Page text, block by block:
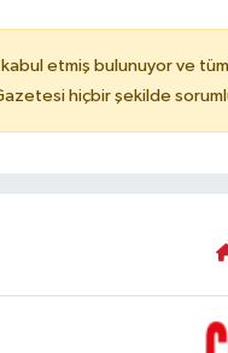
kabul etmiş bulunuyor ve
hiçbir şekilde